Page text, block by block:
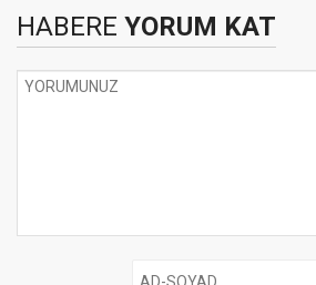
HABERE YORUM KAT